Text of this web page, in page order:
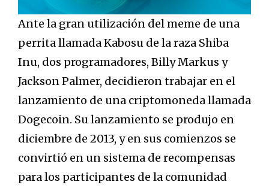
Ante la gran utilización del meme de una
perrita llamada Kabosu de la raza Shiba
Inu, dos programadores, Billy Markus y
Jackson Palmer, decidieron trabajar en el
lanzamiento de una criptomoneda llamada
Dogecoin. Su lanzamiento se produjo en
diciembre de 2013, y en sus comienzos se
convirtió en un sistema de recompensas
para los participantes de la comunidad